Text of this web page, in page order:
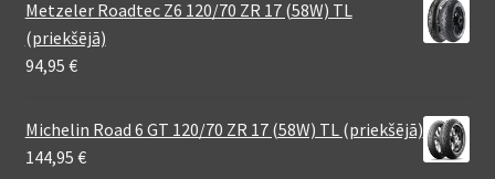
Metzeler Roadtec Z6 120/70 ZR 17 (58W) TL
(priekšējā)
94,95 €
Michelin Road 6 GT 120/70 ZR 17 (58W) TL (priekšējā)
144,95 €